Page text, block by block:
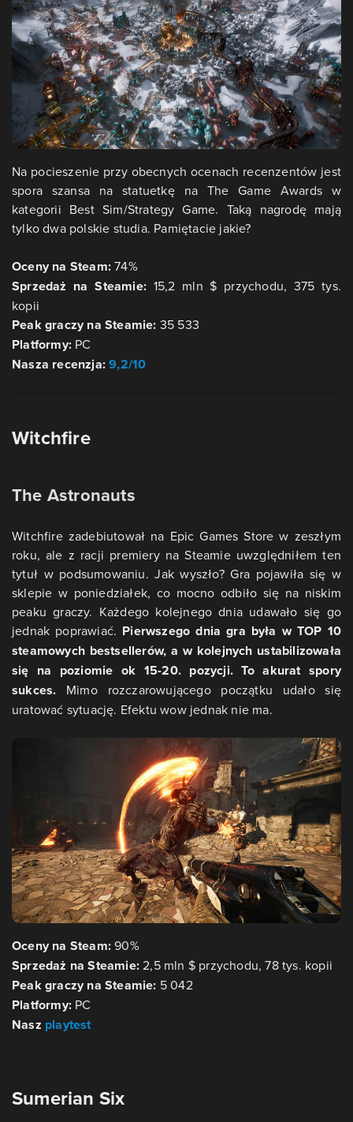
Na pocieszenie przy obecnych ocenach recenzentów jest
spora szansa na statuetkę na The Game Awards w
kategorii Best Sim/Strategy Game. Taką nagrodę mają
tylko dwa polskie studia. Pamiętacie jakie?
Oceny na Steam:74%
Sprzedaż na Steamie:15,2 mln $ przychodu, 375 tys.
kopii
Peak graczy na Steamie: 35 533
Platformy: PC
Nasza recenzja:9,2/10
Witchfire
The Astronauts
Witchfire zadebiutował na Epic Games Store w zeszłym
roku, ale z racji premiery na Steamie uwzględniłem ten
tytuł w podsumowaniu. Jak wyszło? Gra pojawiła się w
sklepie w poniedziałek, co mocno odbiło się na niskim
peaku graczy. Każdego kolejnego dnia udawało się go
jednak poprawiać. Pierwszego dnia gra była w TOP 10
steamowych bestsellerów, a w kolejnych ustabilizowała
się na poziomie ok 15-20. pozycji. To akurat spory
sukces. Mimo rozczarowującego początku udało się
uratować sytuację. Efektu wow jednak nie ma.
Oceny na Steam:90%
Sprzedaż na Steamie:2,5 mln $ przychodu, 78 tys. kopii
Peak graczy na Steamie: 5 042
Platformy: PC
Nasz playtest
Sumerian Six